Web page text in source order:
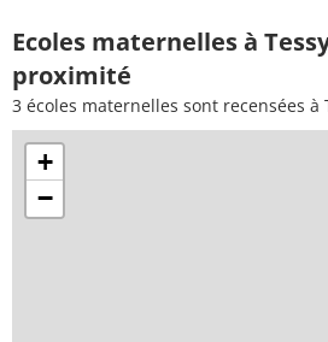
Ecoles maternelles à
proximité
3 écoles maternelles sont recensées à
+
−